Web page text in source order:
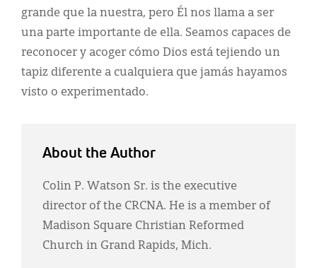
grande que la nuestra, pero Él nos llama a ser
una parte importante de ella. Seamos capaces de
reconocer y acoger cómo Dios está tejiendo un
tapiz diferente a cualquiera que jamás hayamos
visto o experimentado.
About the Author
Colin P. Watson Sr. is the executive
director of the CRCNA. He is a member of
Madison Square Christian Reformed
Church in Grand Rapids, Mich.